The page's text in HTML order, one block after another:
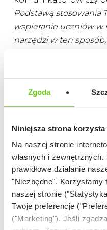
Zgoda
Niniejsza strona
Na naszej stronie
własnych i
prawidłowe działanie
"Niezbędne". Korzystamy
naszej stronie
Twoje preferencje
("Marketing"). Jeśli
Podstawą stosowania
wspieranie uczniów w
narzędzi w ten
uczniów w procesie